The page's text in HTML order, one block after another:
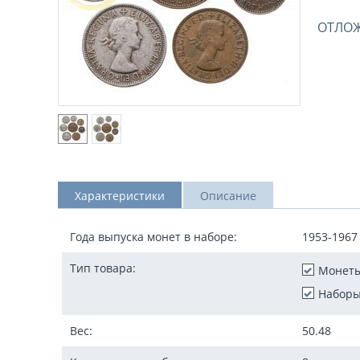
Характеристики Описание
Года выпуска монет в наборе: 1953-1967
Тип товара:
Вес: 50.48